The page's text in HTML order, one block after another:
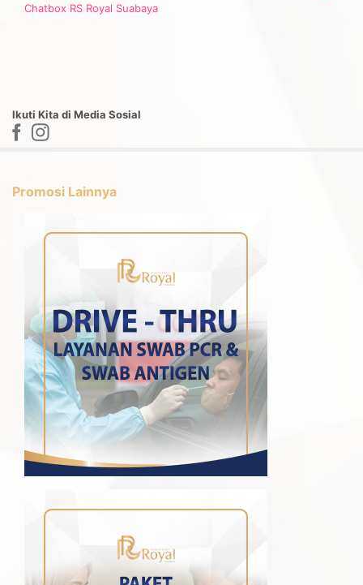
Chatbox RS Royal Suabaya
Ikuti Kita di Media Sosial
Promosi Lainnya